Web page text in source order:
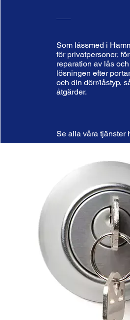
Som låssmed i
för privatpersoner,
reparation av lås
lösningen efter
och din dörr/låstyp,
åtgärder.
Se alla våra tjänster